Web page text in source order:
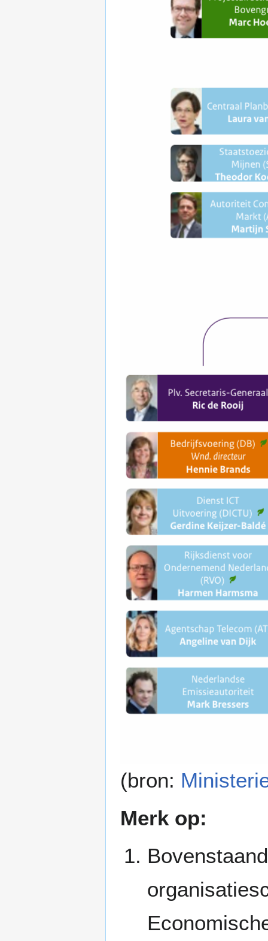
(bron:
Merk op: